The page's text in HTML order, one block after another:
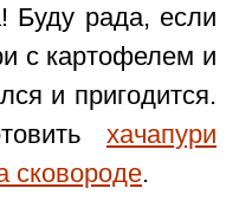
Буду рада, если
с картофелем и
и пригодится.
хачапури
сковороде.